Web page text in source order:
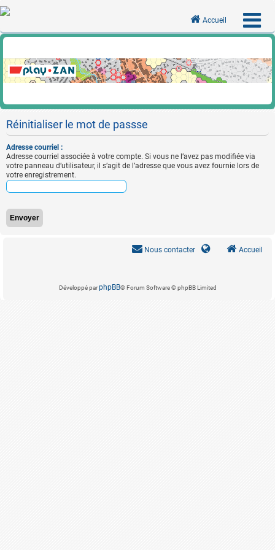
Accueil
Réinitialiser le mot de passse
Adresse courriel :
Adresse courriel associée à votre compte. Si vous ne l’avez pas modifiée via
votre panneau d’utilisateur, il s’agit de l’adresse que vous avez fournie lors de
votre enregistrement.
Accueil
Nous contacter
Développé parphpBB® Forum Software © phpBB Limited